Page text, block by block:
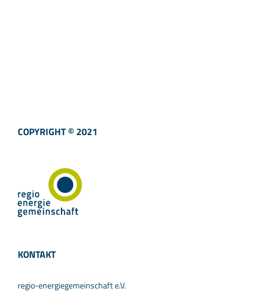
COPYRIGHT © 2021
KONTAKT
regio-energiegemeinschaft e.V.